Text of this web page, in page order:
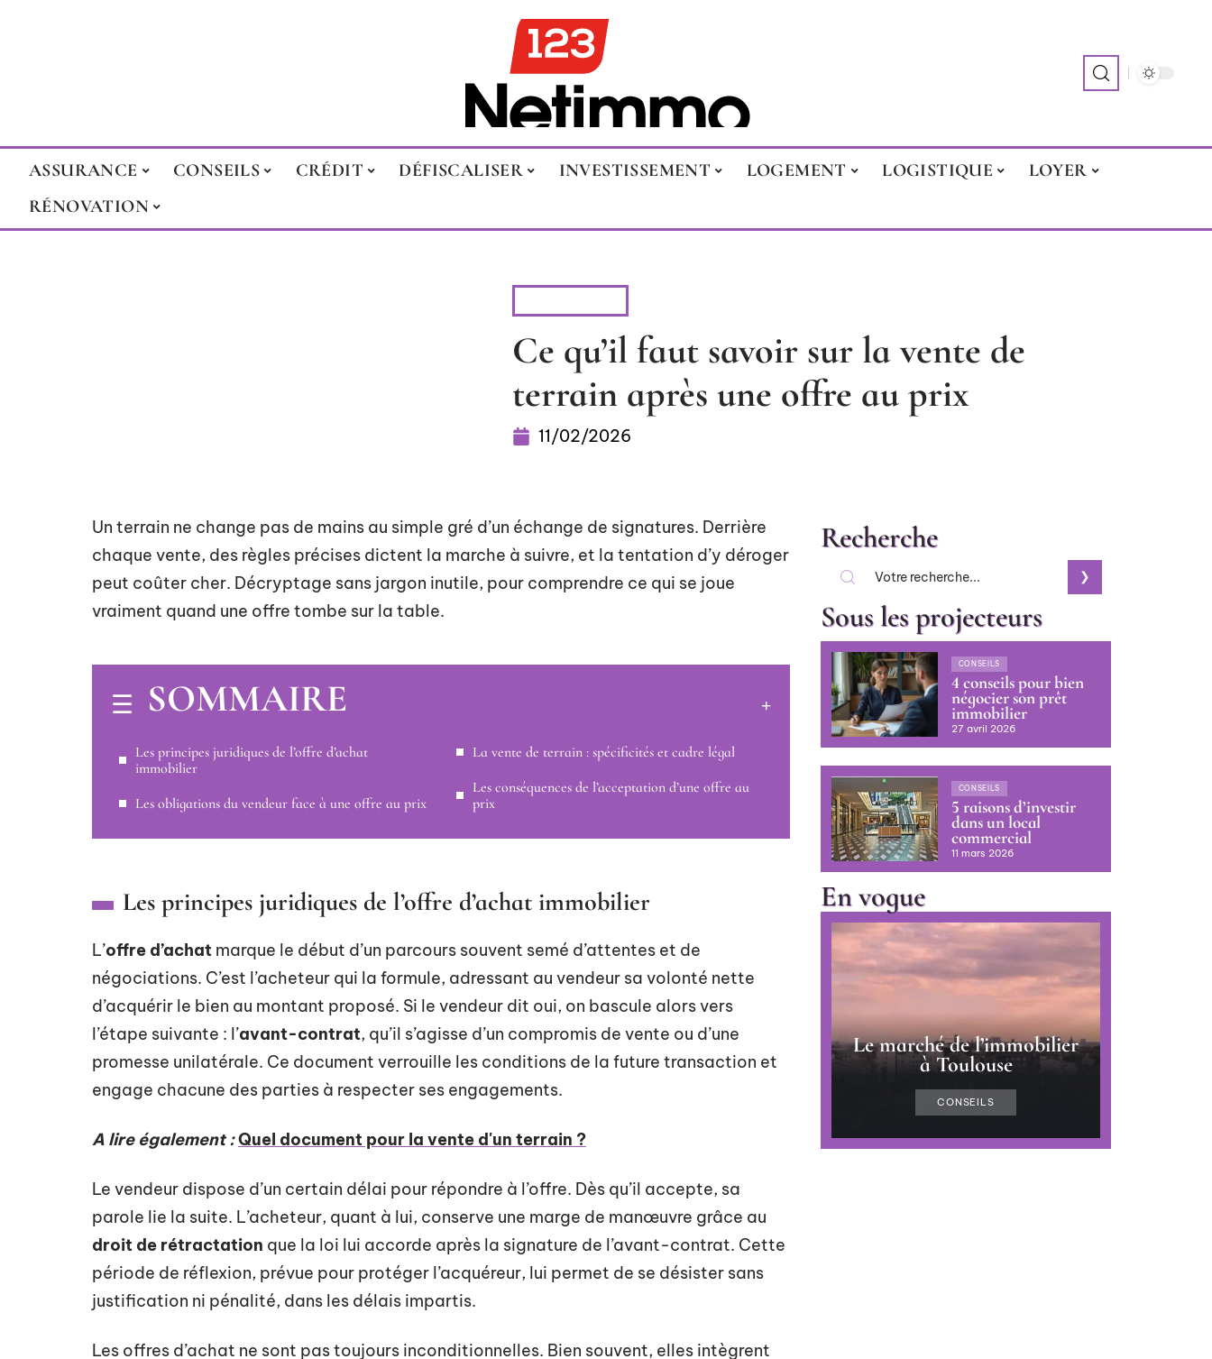
ASSURANCE CONSEILS CRÉDIT DÉFISCALISER INVESTISSEMENT LOGEMENT LOGISTIQUE
LOYER
RÉNOVATION
Ce qu’il faut savoir sur la vente de
terrain après une offre au prix
11/02/2026
Un terrain ne change pas de mains au simple gré d’un échange de signatures. Derrière
chaque vente, des règles précises dictent la marche à suivre, et la tentation d’y déroger
peut coûter cher. Décryptage sans jargon inutile, pour comprendre ce qui se joue
vraiment quand une offre tombe sur la table.
SOMMAIRE
Les principes juridiques de l’offre d’achat
immobilier
Les obligations du vendeur face à une offre au prix
La vente de terrain : spécificités et cadre légal
Les conséquences de l’acceptation d’une offre au
prix
Les principes juridiques de l’offre d’achat immobilier
L’offre d’achat marque le début d’un parcours souvent semé d’attentes et de
négociations. C’est l’acheteur qui la formule, adressant au vendeur sa volonté nette
d’acquérir le bien au montant proposé. Si le vendeur dit oui, on bascule alors vers
l’étape suivante : l’avant-contrat, qu’il s’agisse d’un compromis de vente ou d’une
promesse unilatérale. Ce document verrouille les conditions de la future transaction et
engage chacune des parties à respecter ses engagements.
A lire également :Quel document pour la vente d'un terrain ?
Le vendeur dispose d’un certain délai pour répondre à l’offre. Dès qu’il accepte, sa
parole lie la suite. L’acheteur, quant à lui, conserve une marge de manœuvre grâce au
droit de rétractation que la loi lui accorde après la signature de l’avant-contrat. Cette
période de réflexion, prévue pour protéger l’acquéreur, lui permet de se désister sans
justification ni pénalité, dans les délais impartis.
Les offres d’achat ne sont pas toujours inconditionnelles. Bien souvent, elles intègrent
Recherche
Sous les projecteurs
CONSEILS
4 conseils pour bien
négocier son prêt
immobilier
27 avril 2026
CONSEILS
5 raisons d’investir
dans un local
commercial
11 mars 2026
En vogue
Le marché de l’immobilier
à Toulouse
CONSEILS